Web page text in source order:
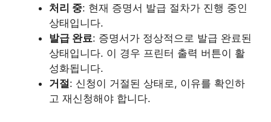
처리 중: 현재 증명서 발급 절차가 진행 중인
상태입니다.
발급 완료: 증명서가 정상적으로 발급 완료된
상태입니다. 이 경우 프린터 출력 버튼이 활
성화됩니다.
거절: 신청이 거절된 상태로, 이유를 확인하
고 재신청해야 합니다.